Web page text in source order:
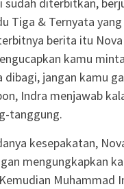
Tiga & Ternyata
berita itu
kamu
dibagi, jangan kamu
Indra menjawab
tanggung.
kesepakatan,
mengungkapkan
Muhammad